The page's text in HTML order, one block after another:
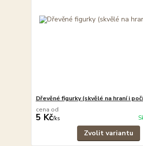
Dřevěné figurky (skvělé na hraní i
cena od
5 Kč/ks
Zvolit variantu